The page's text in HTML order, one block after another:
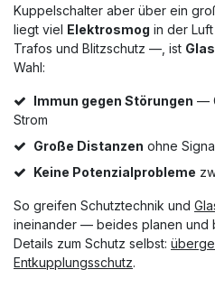
Kuppelschalter aber über ein
liegt viel Elektrosmog in der
Trafos und Blitzschutz —, ist
Wahl:
Immun gegen Störungen —
Strom
Große Distanzen ohne
Keine Potenzialprobleme
So greifen Schutztechnik und
ineinander — beides planen und
Details zum Schutz selbst:
Entkupplungsschutz.